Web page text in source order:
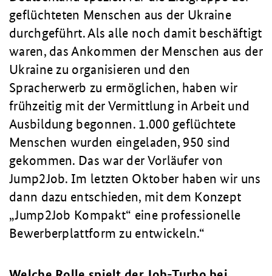
geflüchteten Menschen aus der Ukraine
durchgeführt. Als alle noch damit beschäftigt
waren, das Ankommen der Menschen aus der
Ukraine zu organisieren und den
Spracherwerb zu ermöglichen, haben wir
frühzeitig mit der Vermittlung in Arbeit und
Ausbildung begonnen. 1.000 geflüchtete
Menschen wurden eingeladen, 950 sind
gekommen. Das war der Vorläufer von
Jump2Job. Im letzten Oktober haben wir uns
dann dazu entschieden, mit dem Konzept
„Jump2Job Kompakt“ eine professionelle
Bewerberplattform zu entwickeln.